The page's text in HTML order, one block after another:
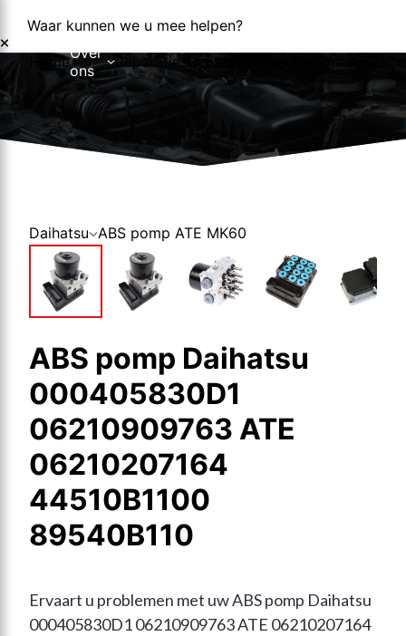
Waar kunnen we u mee helpen?
HomeOver
ons
Over ons
Nieuws
Reparaties Reparatieformulier Foutcodes
Daihatsu ABS pomp ATE MK60
ABS pomp Daihatsu
000405830D1
06210909763 ATE
06210207164
44510B1100
89540B110
Ervaart u problemen met uw ABS pomp Daihatsu
000405830D1 06210909763 ATE 06210207164